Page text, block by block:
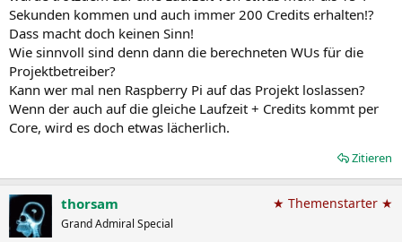
Sekunden kommen und auch immer 200 Credits erhalten!?
Dass macht doch keinen Sinn!
Wie sinnvoll sind denn dann die berechneten WUs für die
Projektbetreiber?
Kann wer mal nen Raspberry Pi auf das Projekt loslassen?
Wenn der auch auf die gleiche Laufzeit + Credits kommt per
Core, wird es doch etwas lächerlich.
Zitieren
thorsam
Grand Admiral Special
★ Themenstarter ★